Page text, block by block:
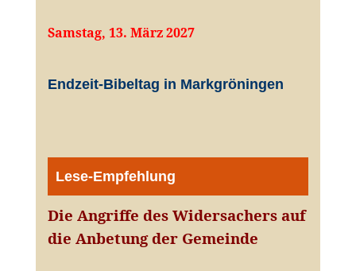
Samstag, 13. März 2027
Endzeit-Bibeltag in Markgröningen
Lese-Empfehlung
Die Angriffe des Widersachers auf
die Anbetung der Gemeinde